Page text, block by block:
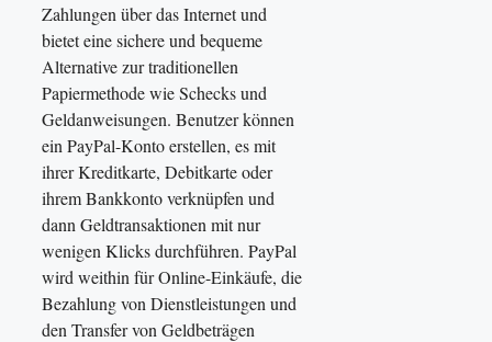
Zahlungen über das Internet und
bietet eine sichere und bequeme
Alternative zur traditionellen
Papiermethode wie Schecks und
Geldanweisungen. Benutzer können
ein PayPal-Konto erstellen, es mit
ihrer Kreditkarte, Debitkarte oder
ihrem Bankkonto verknüpfen und
dann Geldtransaktionen mit nur
wenigen Klicks durchführen. PayPal
wird weithin für Online-Einkäufe, die
Bezahlung von Dienstleistungen und
den Transfer von Geldbeträgen